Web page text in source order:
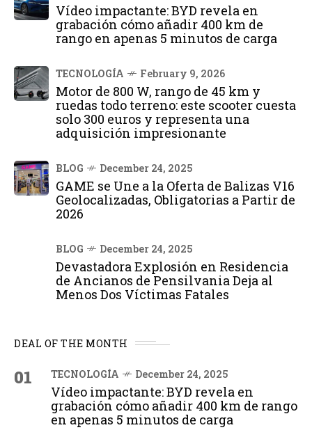
Vídeo impactante: BYD revela en
grabación cómo añadir 400 km de
rango en apenas 5 minutos de carga
TECNOLOGÍA February 9, 2026
Motor de 800 W, rango de 45 km y
ruedas todo terreno: este scooter cuesta
solo 300 euros y representa una
adquisición impresionante
BLOG December 24, 2025
GAME se Une a la Oferta de Balizas V16
Geolocalizadas, Obligatorias a Partir de
2026
BLOG December 24, 2025
Devastadora Explosión en Residencia
de Ancianos de Pensilvania Deja al
Menos Dos Víctimas Fatales
DEAL OF THE MONTH
01 TECNOLOGÍA December 24, 2025
Vídeo impactante: BYD revela en
grabación cómo añadir 400 km de rango
en apenas 5 minutos de carga